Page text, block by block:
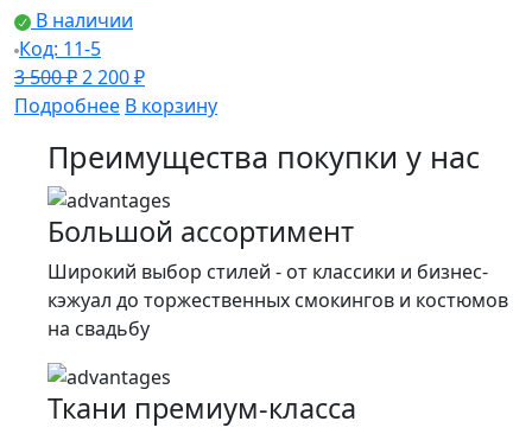
В наличии
Код: 11-5
3 500₽ Первоначальная
цена
3
500 ₽.
2 200₽Текущая
цена:
200 ₽.
Подробнее В корзину
Преимущества покупки у нас
Большой ассортимент
Широкий выбор стилей - от классики и бизнес-
кэжуал до торжественных смокингов и костюмов
на свадьбу
Ткани премиум-класса